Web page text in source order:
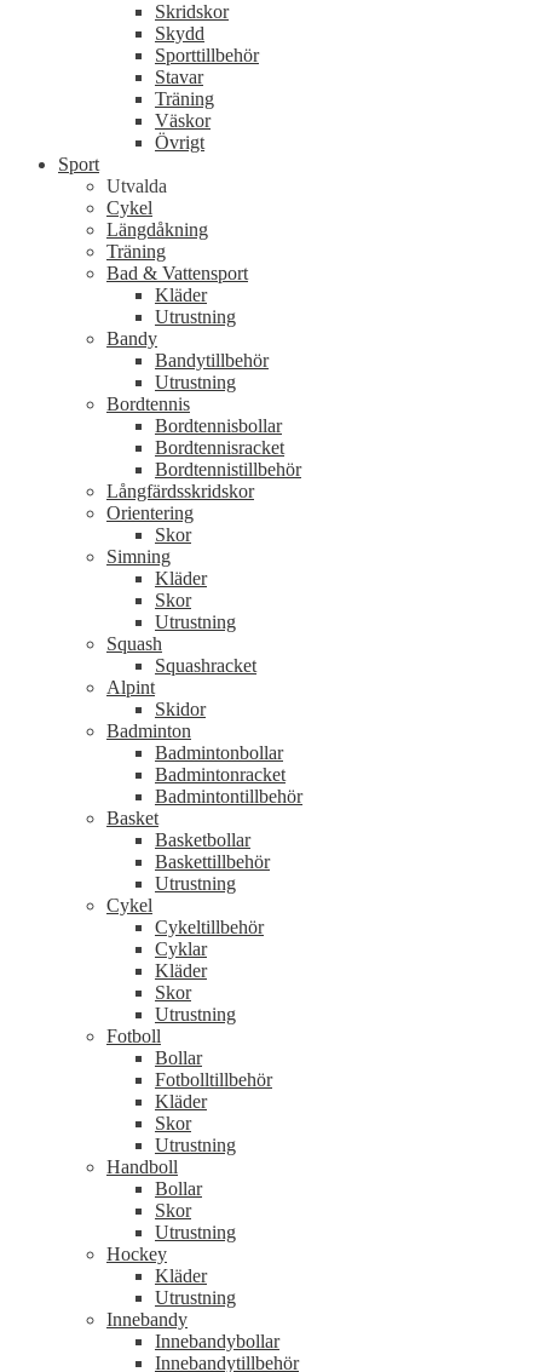
Skridskor
Skydd
Sporttillbehör
Stavar
Träning
Väskor
Övrigt
Sport
Utvalda
Cykel
Längdåkning
Träning
Bad & Vattensport
Kläder
Utrustning
Bandy
Bandytillbehör
Utrustning
Bordtennis
Bordtennisbollar
Bordtennisracket
Bordtennistillbehör
Långfärdsskridskor
Orientering
Skor
Simning
Kläder
Skor
Utrustning
Squash
Squashracket
Alpint
Skidor
Badminton
Badmintonbollar
Badmintonracket
Badmintontillbehör
Basket
Basketbollar
Baskettillbehör
Utrustning
Cykel
Cykeltillbehör
Cyklar
Kläder
Skor
Utrustning
Fotboll
Bollar
Fotbolltillbehör
Kläder
Skor
Utrustning
Handboll
Bollar
Skor
Utrustning
Hockey
Kläder
Utrustning
Innebandy
Innebandybollar
Innebandytillbehör